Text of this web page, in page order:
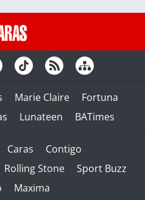
Marie Claire
Fortuna
Lunateen BATimes
Caras
Contigo
Rolling Stone
Sport Buzz
Maxima